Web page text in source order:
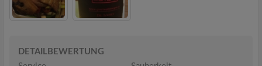
DETAILBEWERTUNG